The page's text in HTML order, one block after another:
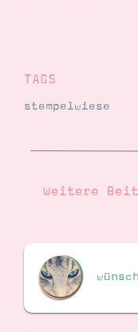
TAGS
stempelwiese
Weitere